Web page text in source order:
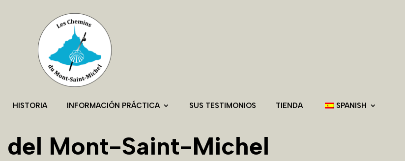
HISTORIA INFORMACIÓN PRÁCTICA SUS TESTIMONIOS TIENDA SPANISH
del Mont-Saint-Michel